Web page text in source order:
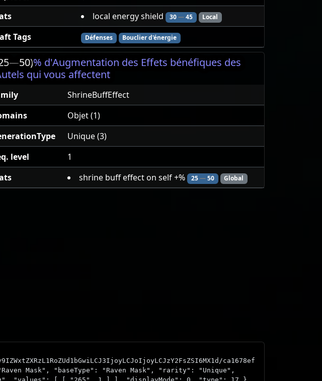
local energy shield 30—45 Local
Tags Défenses Bouclier d'énergie
—50)% d'Augmentation des Effets bénéfiques des
qui vous affectent
ShrineBuffEffect
Objet (1)
Unique (3)
level
1
shrine buff effect on self +% 25—50 Global
ca1678ef
Mask", "baseType": "Raven Mask", "rarity": "Unique",